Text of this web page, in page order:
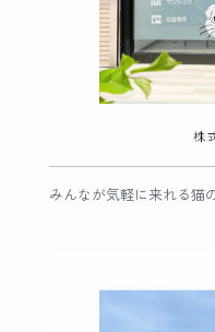
みんなが気軽に来れる猫